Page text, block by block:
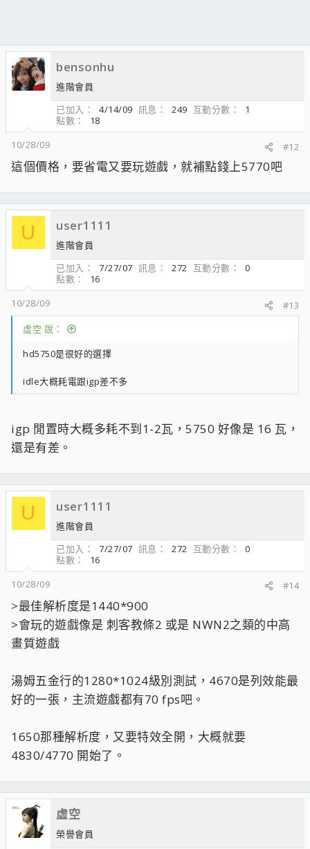
bensonhu
進階會員
已加入
4/14/09 訊息 249 互動分數
1
點數
18
10/28/09
#12
這個價格，要省電又要玩遊戲，就補點錢上5770吧
U user1111
進階會員
已加入
7/27/07 訊息 272 互動分數
0
點數
16
10/28/09
#13
虛空 說：
hd5750是很好的選擇
idle大概耗電跟igp差不多
igp 閒置時大概多耗不到1-2瓦，5750 好像是 16 瓦，
還是有差。
U user1111
進階會員
已加入
7/27/07 訊息 272 互動分數
0
點數
16
10/28/09
#14
>最佳解析度是1440*900
>會玩的遊戲像是 刺客教條2 或是 NWN2之類的中高
畫質遊戲
湯姆五金行的1280*1024級別測試，4670是列效能最
好的一張，主流遊戲都有70 fps吧。
1650那種解析度，又要特效全開，大概就要
4830/4770 開始了。
虛空
榮譽會員